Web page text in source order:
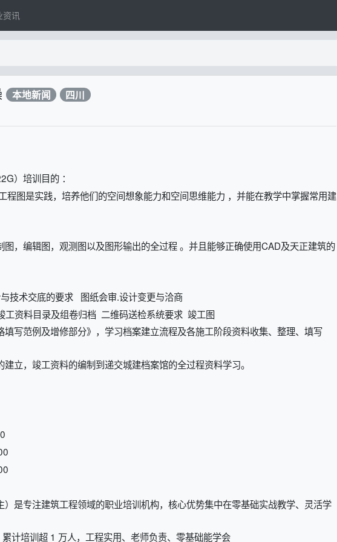
资讯
本地新闻 四川
）培训目的 ：
程图是实践，培养他们的空间想象能力和空间思维能力 ，并能在教学中掌握常用建
，编辑图，观测图以及图形输出的全过程 。并且能够正确使用CAD及天正建筑的
技术交底的要求 图纸会审.设计变更与洽商
工资料目录及组卷归档 二维码送检系统要求 竣工图
写范例及增修部分》，学习档案建立流程及各施工阶段资料收集、整理、填写
立，竣工资料的编制到递交城建档案馆的全过程资料学习。
是专注建筑工程领域的职业培训机构，核心优势集中在零基础实战教学、灵活学
计培训超 1 万人，工程实用、老师负责、零基础能学会